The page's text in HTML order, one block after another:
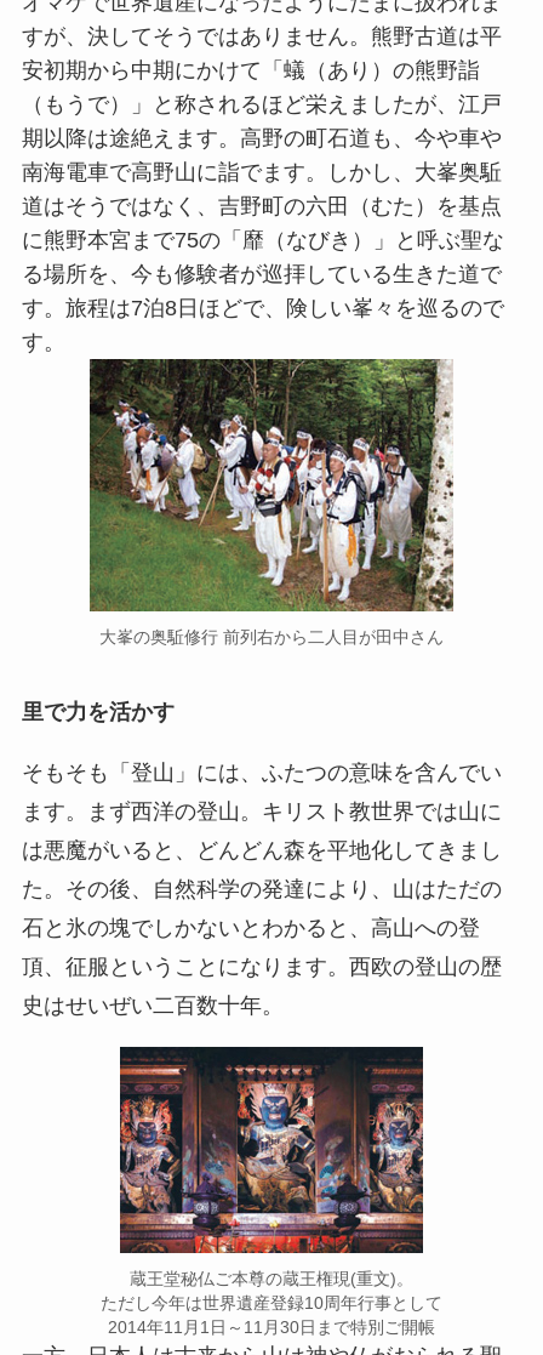
すが、決してそうではありません。熊野古道は平
安初期から中期にかけて「蟻（あり）の熊野詣
（もうで）」と称されるほど栄えましたが、江戸
期以降は途絶えます。高野の町石道も、今や車や
南海電車で高野山に詣でます。しかし、大峯奥駈
道はそうではなく、吉野町の六田（むた）を基点
に熊野本宮まで75の「靡（なびき）」と呼ぶ聖な
る場所を、今も修験者が巡拝している生きた道で
す。旅程は7泊8日ほどで、険しい峯々を巡るので
す。
大峯の奥駈修行 前列右から二人目が田中さん
里で力を活かす
そもそも「登山」には、ふたつの意味を含んでい
ます。まず西洋の登山。キリスト教世界では山に
は悪魔がいると、どんどん森を平地化してきまし
た。その後、自然科学の発達により、山はただの
石と氷の塊でしかないとわかると、高山への登
頂、征服ということになります。西欧の登山の歴
史はせいぜい二百数十年。
蔵王堂秘仏ご本尊の蔵王権現(重文)。
ただし今年は世界遺産登録10周年行事として
2014年11月1日～11月30日まで特別ご開帳